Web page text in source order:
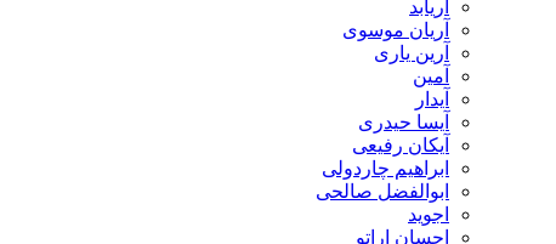
آریابد
آریان موسوی
آرین یاری
آمین
آیدار
آیسا حیدری
آیکان رفیعی
ابراهیم چاردولی
ابوالفضل صالحی
اجوید
احسان اراتو